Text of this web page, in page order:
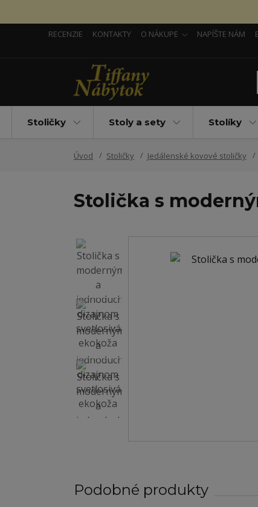
RECENZIE KONTAKTY O NÁKUPE NAPÍŠTE NÁM
Stoličky Stoly a sety Stolíky
Úvod Stoličky Jedálenské kovové stoličky
Stolička s
Podobné produkty